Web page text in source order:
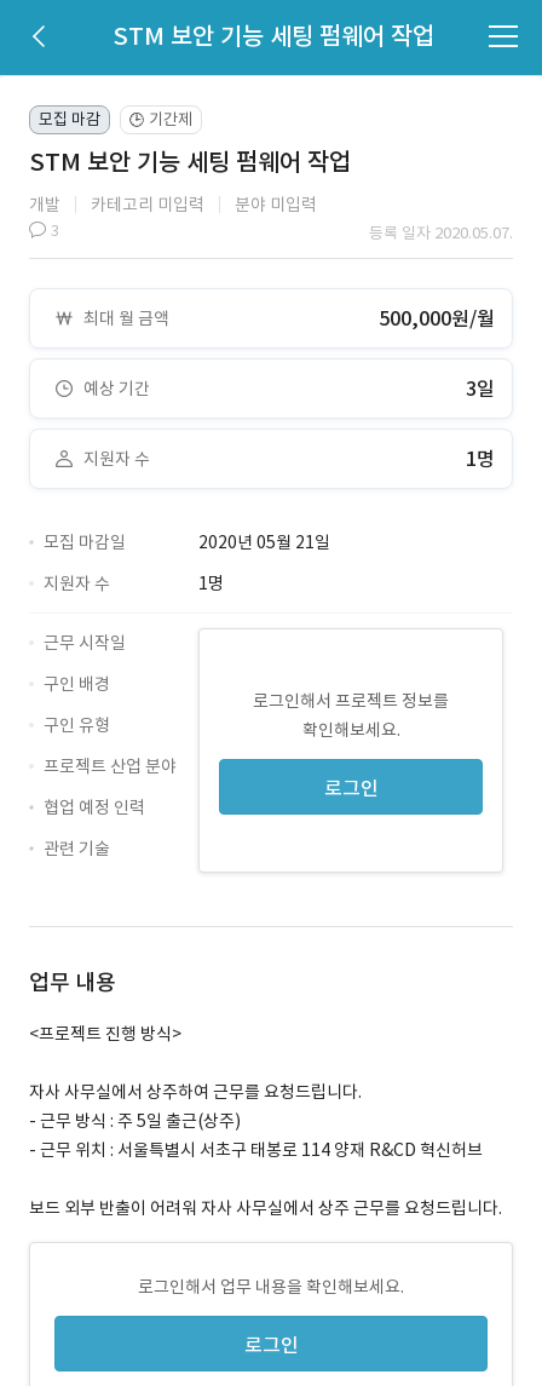
STM 보안 기능 세팅 펌웨어 작업
모집 마감 🕒 기간제
STM 보안 기능 세팅 펌웨어 작업
개발 카테고리 미입력 분야 미입력
3 등록 일자 2020.05.07.
최대 월 금액 500,000원/월
예상 기간 3일
지원자 수 1명
모집 마감일
2020년 05월 21일
지원자 수
1명
로그인해서 프로젝트 정보를
확인해보세요.
로그인
근무 시작일
구인 배경
구인 유형
프로젝트 산업 분야
협업 예정 인력
관련 기술
업무 내용
<프로젝트 진행 방식>
자사 사무실에서 상주하여 근무를 요청드립니다.
- 근무 방식 : 주 5일 출근(상주)
- 근무 위치 : 서울특별시 서초구 태봉로 114 양재 R&CD 혁신허브
보드 외부 반출이 어려워 자사 사무실에서 상주 근무를 요청드립니다.
로그인해서 업무 내용을 확인해보세요.
로그인